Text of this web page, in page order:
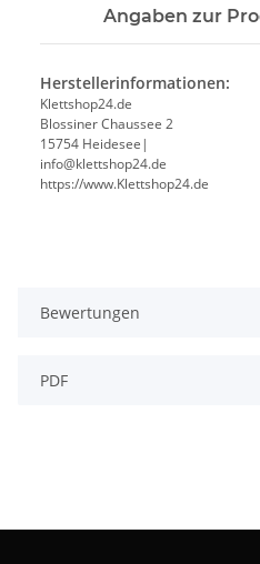
Angaben zur
Herstellerinformationen:
Klettshop24.de
Blossiner Chaussee 2
15754 Heidesee|
info@klettshop24.de
https://www.Klettshop24.de
Bewertungen
PDF